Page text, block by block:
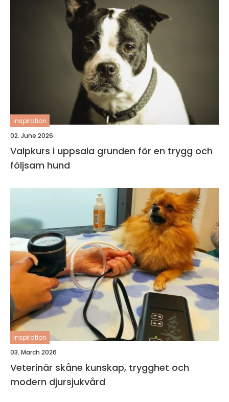
inspiration
02. June 2026
Valpkurs i uppsala grunden för en trygg och
följsam hund
inspiration
03. March 2026
Veterinär skåne kunskap, trygghet och
modern djursjukvård